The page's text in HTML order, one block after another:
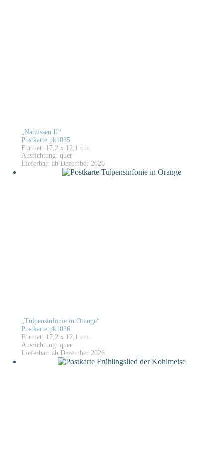
„Narzissen II“
Postkarte pk1035
Format: 17,2 x 12,1 cm
Ausrichtung: quer
Lieferbar: ab Dezember 2026
„Tulpensinfonie in Orange“
Postkarte pk1036
Format: 17,2 x 12,1 cm
Ausrichtung: quer
Lieferbar: ab Dezember 2026